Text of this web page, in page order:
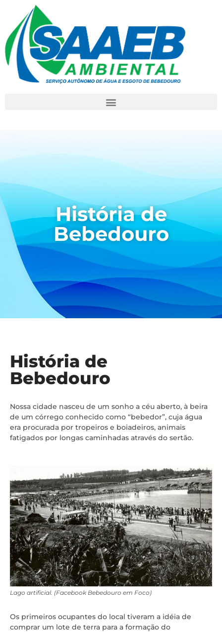
História de
Bebedouro
História de
Bebedouro
Nossa cidade nasceu de um sonho a céu aberto, à beira
de um córrego conhecido como “bebedor”, cuja água
era procurada por tropeiros e boiadeiros, animais
fatigados por longas caminhadas através do sertão.
Lago artificial. (Facebook Bebedouro em Foco)
Os primeiros ocupantes do local tiveram a idéia de
comprar um lote de terra para a formação do